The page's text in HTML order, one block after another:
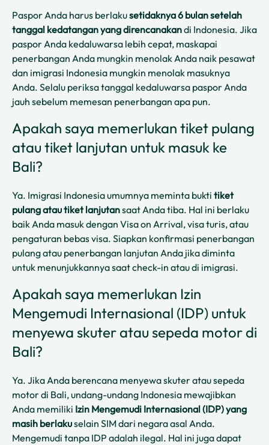
Paspor Anda harus berlakusetidaknya 6 bulan setelah
tanggal kedatangan yang direncanakandi Indonesia. Jika
paspor Anda kedaluwarsa lebih cepat, maskapai
penerbangan Anda mungkin menolak Anda naik pesawat
dan imigrasi Indonesia mungkin menolak masuknya
Anda. Selalu periksa tanggal kedaluwarsa paspor Anda
jauh sebelum memesan penerbangan apa pun.
Apakah saya memerlukan tiket pulang
atau tiket lanjutan untuk masuk ke
Bali?
Ya. Imigrasi Indonesia umumnya meminta bukti tiket
pulang atau tiket lanjutansaat Anda tiba. Hal ini berlaku
baik Anda masuk dengan Visa on Arrival, visa turis, atau
pengaturan bebas visa. Siapkan konfirmasi penerbangan
pulang atau penerbangan lanjutan Anda jika diminta
untuk menunjukkannya saat check-in atau di imigrasi.
Apakah saya memerlukan Izin
Mengemudi Internasional (IDP) untuk
menyewa skuter atau sepeda motor di
Bali?
Ya. Jika Anda berencana menyewa skuter atau sepeda
motor di Bali, undang-undang Indonesia mewajibkan
Anda memiliki Izin Mengemudi Internasional (IDP) yang
masih berlakuselain SIM dari negara asal Anda.
Mengemudi tanpa IDP adalah ilegal. Hal ini juga dapat